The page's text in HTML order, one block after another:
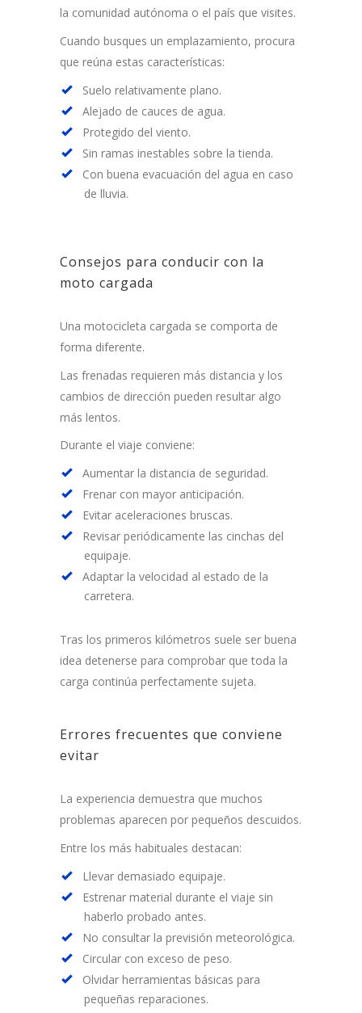
la comunidad autónoma o el país que visites.
Cuando busques un emplazamiento, procura
que reúna estas características:
Suelo relativamente plano.
Alejado de cauces de agua.
Protegido del viento.
Sin ramas inestables sobre la tienda.
Con buena evacuación del agua en caso
de lluvia.
Consejos para conducir con la
moto cargada
Una motocicleta cargada se comporta de
forma diferente.
Las frenadas requieren más distancia y los
cambios de dirección pueden resultar algo
más lentos.
Durante el viaje conviene:
Aumentar la distancia de seguridad.
Frenar con mayor anticipación.
Evitar aceleraciones bruscas.
Revisar periódicamente las cinchas del
equipaje.
Adaptar la velocidad al estado de la
carretera.
Tras los primeros kilómetros suele ser buena
idea detenerse para comprobar que toda la
carga continúa perfectamente sujeta.
Errores frecuentes que conviene
evitar
La experiencia demuestra que muchos
problemas aparecen por pequeños descuidos.
Entre los más habituales destacan:
Llevar demasiado equipaje.
Estrenar material durante el viaje sin
haberlo probado antes.
No consultar la previsión meteorológica.
Circular con exceso de peso.
Olvidar herramientas básicas para
pequeñas reparaciones.